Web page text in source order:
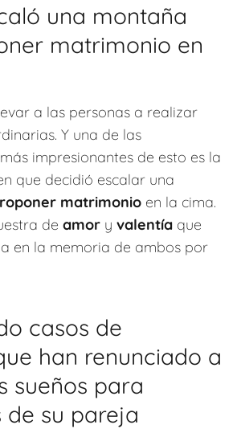
una montaña
matrimonio en
a las personas a realizar
Y una de las
impresionantes de esto es la
que decidió escalar una
matrimonio en la cima.
de amor y valentía que
en la memoria de ambos por
casos de
han renunciado a
sueños para
su pareja